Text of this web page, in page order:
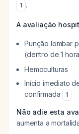
1 .
A avaliação
Punção lombar
(dentro de 1
Hemoculturas
Início imediato
confirmada
1
Não adie esta
aumenta a